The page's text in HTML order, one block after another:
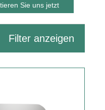
Sie uns jetzt
Filter anzeigen